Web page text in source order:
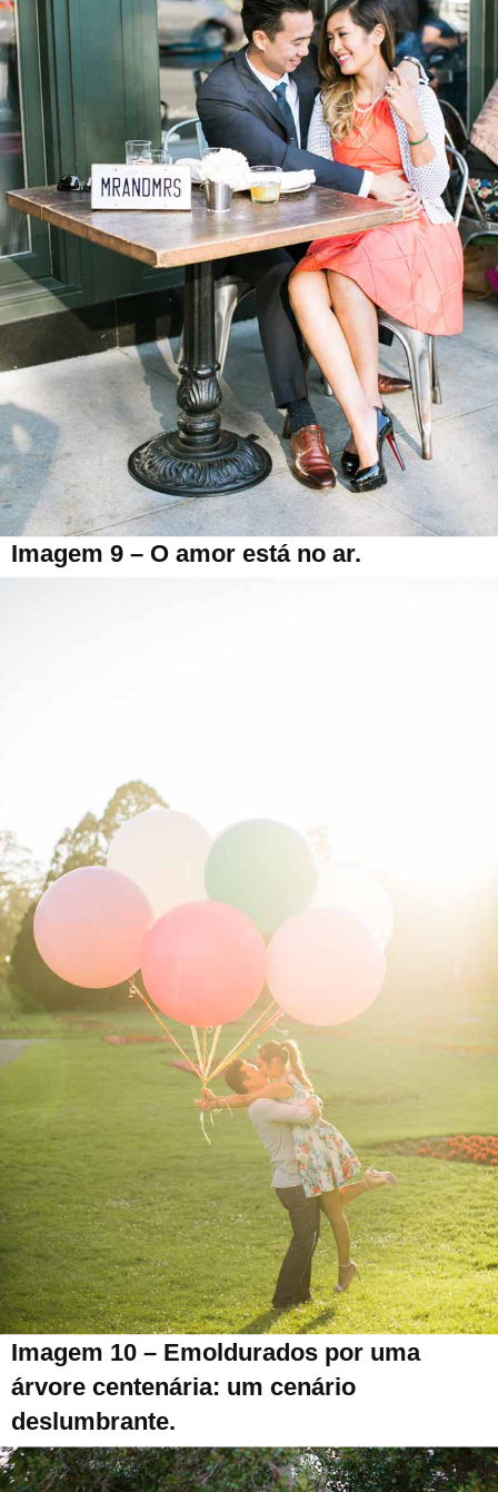
Imagem 9 – O amor está no ar.
Imagem 10 – Emoldurados por uma
árvore centenária: um cenário
deslumbrante.